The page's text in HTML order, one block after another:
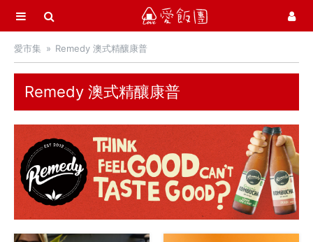
選單
首頁
愛市集商品館
中秋烤肉 / 生鮮
季節推薦 / 新品登場
活力早餐
營養補給站
吃零食
愛市集 Remedy 澳式精釀康普
Remedy 澳式精釀康普